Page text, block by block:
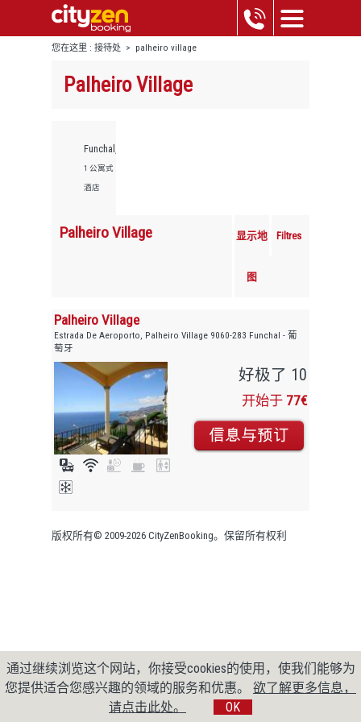
您在这里 : 接待处 > palheiro village
Palheiro Village
Funchal,
1 公寓式
酒店
Palheiro Village 显示地
图
Filtres
Palheiro Village
Estrada De Aeroporto, Palheiro Village 9060-283 Funchal - 葡
萄牙
好极了 10
开始于 77€
版权所有© 2009-2026 CityZenBooking。保留所有权利
通过继续浏览这个网站，你接受cookies的使用，使我们能够为
您提供适合您感兴趣的领域的服务和优惠。 欲了解更多信息，
请点击此处。
OK